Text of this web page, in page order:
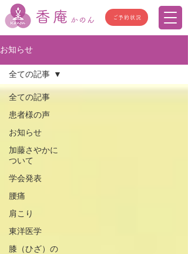
香庵 かのん ご予約状況
お知らせ
全ての記事
患者様の声
お知らせ
加藤さやかに
ついて
学会発表
腰痛
肩こり
東洋医学
膝（ひざ）の
全ての記事